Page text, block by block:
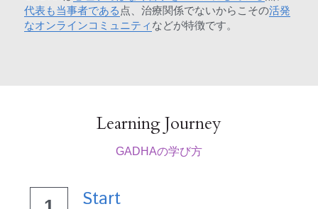
代表も当事者である 点、治療関係でないからこその活発
なオンラインコミュニティ などが特徴です。
Learning Journey
GADHAの学び方
Start